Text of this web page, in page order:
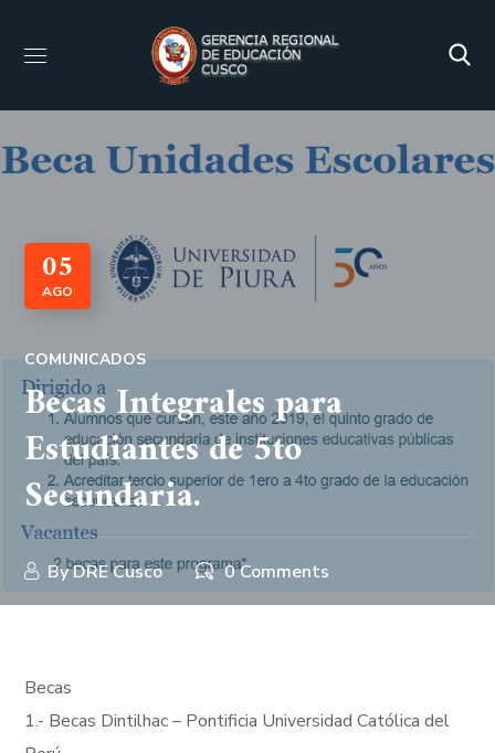
05
AGO
COMUNICADOS
Becas Integrales para
Estudiantes de 5to
Secundaria.
ByDRE Cusco 0 Comments
Becas
1.- Becas Dintilhac – Pontificia Universidad Católica del